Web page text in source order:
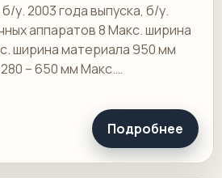
у. 2003 года выпуска, б/у.
аппаратов 8 Макс. ширина
ширина материала 950 мм
– 650 мм Макс.
машины 250 м/мин
Подробнее